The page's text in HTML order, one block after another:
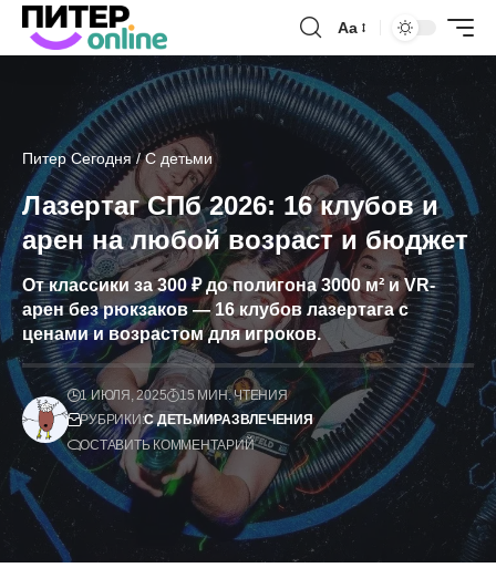
Аа
Питер Сегодня/С детьми
Лазертаг СПб 2026: 16 клубов и
арен на любой возраст и бюджет
От классики за 300 ₽ до полигона 3000 м² и VR-
арен без рюкзаков — 16 клубов лазертага с
ценами и возрастом для игроков.
1 ИЮЛЯ, 2025
15 МИН. ЧТЕНИЯ
РУБРИКИ:С ДЕТЬМИРАЗВЛЕЧЕНИЯ
ОСТАВИТЬ КОММЕНТАРИЙ